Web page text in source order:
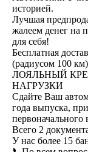
историей.
Лучшая
жалеем денег на
для себя!
Бесплатная
(радиусом 100 км)
ЛОЯЛЬНЫЙ
НАГРУЗКИ
Сдайте Ваш
года выпуска,
первоначального
Всего 2
У нас более 15